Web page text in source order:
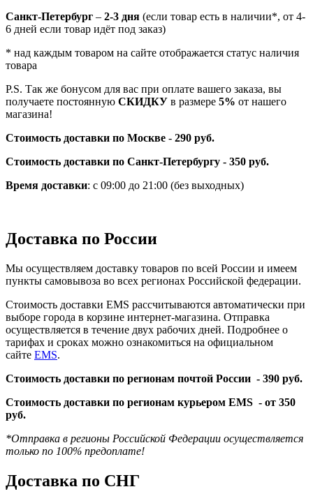
Санкт-Петербург – 2-3 дня (если товар есть в наличии*, от 4-
6 дней если товар идёт под заказ)
* над каждым товаром на сайте отображается статус наличия
товара
P.S. Так же бонусом для вас при оплате вашего заказа, вы
получаете постоянную СКИДКУ в размере 5% от нашего
магазина!
Стоимость доставки по Москве - 290 руб.
Стоимость доставки по Санкт-Петербургу - 350 руб.
Время доставки: с 09:00 до 21:00 (без выходных)
Доставка по России
Мы осуществляем доставку товаров по всей России и имеем
пункты самовывоза во всех регионах Российской федерации.
Стоимость доставки EMS рассчитываются автоматически при
выборе города в корзине интернет-магазина. Отправка
осуществляется в течение двух рабочих дней. Подробнее о
тарифах и сроках можно ознакомиться на официальном
сайте EMS.
Стоимость доставки по регионам почтой России - 390 руб.
Стоимость доставки по регионам курьером EMS - от 350
руб.
*Отправка в регионы Российской Федерации осуществляется
только по 100% предоплате!
Доставка по СНГ